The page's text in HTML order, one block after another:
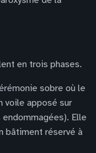
en trois phases.
sobre où le
voile apposé sur
Elle
bâtiment réservé à